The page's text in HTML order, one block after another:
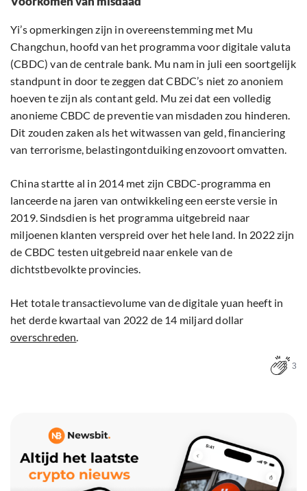
Yi’s opmerkingen zijn in overeenstemming met Mu
Changchun, hoofd van het programma voor digitale valuta
(CBDC) van de centrale bank. Mu nam in juli een soortgelijk
standpunt in door te zeggen dat CBDC’s niet zo anoniem
hoeven te zijn als contant geld. Mu zei dat een volledig
anonieme CBDC de preventie van misdaden zou hinderen.
Dit zouden zaken als het witwassen van geld, financiering
van terrorisme, belastingontduiking enzovoort omvatten.
China startte al in 2014 met zijn CBDC-programma en
lanceerde na jaren van ontwikkeling een eerste versie in
2019. Sindsdien is het programma uitgebreid naar
miljoenen klanten verspreid over het hele land. In 2022 zijn
de CBDC testen uitgebreid naar enkele van de
dichtstbevolkte provincies.
Het totale transactievolume van de digitale yuan heeft in
het derde kwartaal van 2022 de 14 miljard dollar
overschreden.
3